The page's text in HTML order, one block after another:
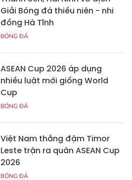
Giải Bóng đá thiếu niên - nhi
đồng Hà Tĩnh
BÓNG ĐÁ
ASEAN Cup 2026 áp dụng
nhiều luật mới giống World
Cup
BÓNG ĐÁ
Việt Nam thắng đậm Timor
Leste trận ra quân ASEAN Cup
2026
BÓNG ĐÁ